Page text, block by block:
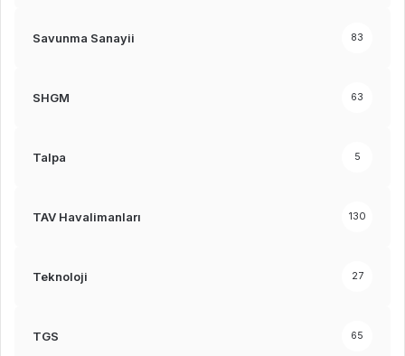
Savunma Sanayii 83
SHGM 63
Talpa 5
TAV Havalimanları 130
Teknoloji 27
TGS 65